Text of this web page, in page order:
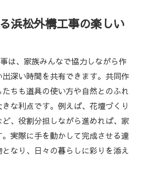
浜松外構工事の楽しい
は、家族みんなで協力しながら作
深い時間を共有できます。共同作
ちも道具の使い方や自然とのふれ
な利点です。例えば、花壇づくり
、役割分担しながら進めれば、家
実際に手を動かして完成させる達
なり、日々の暮らしに彩りを添え